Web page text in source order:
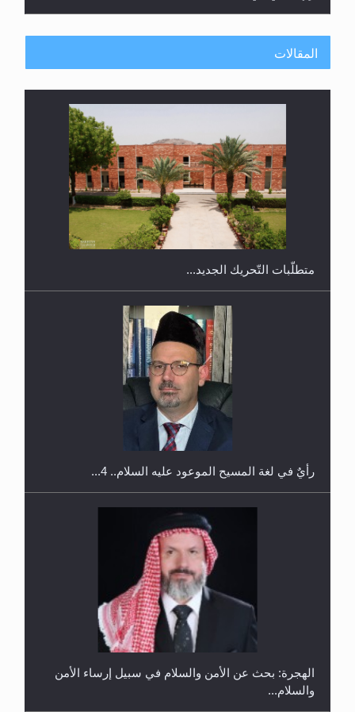
اليوم الوطني الرياضي لمجلس أنصار الله في هولندا
إتمام حفظ القرآن الكريم لثلاثة طلاب من مدرسة الحفظ
المقالات
رأيٌ في لغة المسيح الموعود عليه السلام.. 4...
الهجرة: بحث عن الأمن والسلام في سبيل إرساء الأمن